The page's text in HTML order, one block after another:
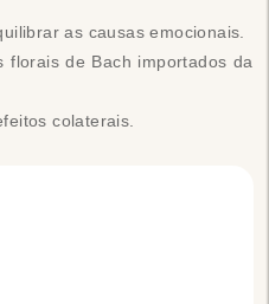
as causas emocionais.
florais de Bach importados da
colaterais.